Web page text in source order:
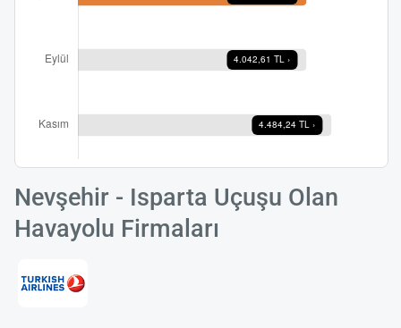
Nevşehir - Isparta Uçuşu Olan
Havayolu Firmaları